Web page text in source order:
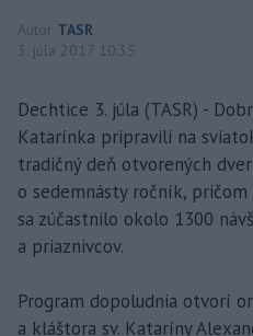
Autor TASR
3. júla 2017 10:35
Dechtice 3. júla (TASR) -
Katarínka pripravili na
tradičný deň otvorených
o sedemnásty ročník, pričom
sa zúčastnilo okolo 1300
a priaznivcov.
Program dopoludnia otvorí
a kláštora sv. Kataríny